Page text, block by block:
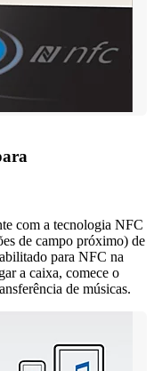
com a tecnologia NFC
de campo próximo) de
para NFC na
a caixa, comece o
de músicas.